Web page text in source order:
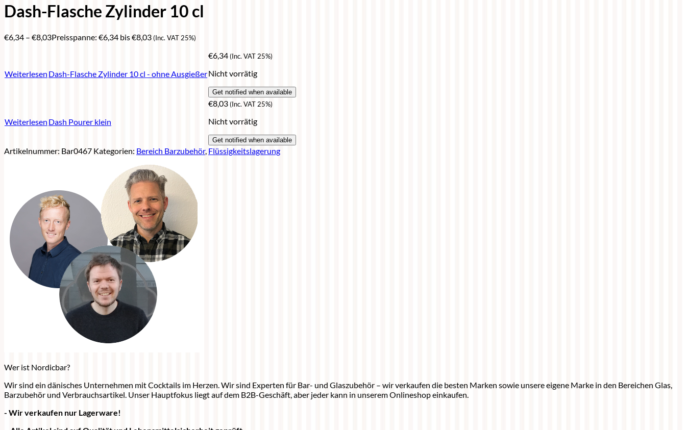
Dash-Flasche Zylinder 10 cl
€6,34 – €8,03Preisspanne: €6,34 bis €8,03(Inc. VAT 25%)
Weiterlesen Dash-Flasche Zylinder 10 cl - ohne Ausgießer
€6,34(Inc. VAT 25%)
Nicht vorrätig
Weiterlesen Dash Pourer klein
€8,03(Inc. VAT 25%)
Nicht vorrätig
Artikelnummer: Bar0467 Kategorien: Bereich Barzubehör, Flüssigkeitslagerung
Wer ist Nordicbar?
Wir sind ein dänisches Unternehmen mit Cocktails im Herzen. Wir sind Experten für Bar- und Glaszubehör – wir verkaufen die besten Marken sowie unsere eigene Marke in den Bereichen Glas,
Barzubehör und Verbrauchsartikel. Unser Hauptfokus liegt auf dem B2B-Geschäft, aber jeder kann in unserem Onlineshop einkaufen.
- Wir verkaufen nur Lagerware!